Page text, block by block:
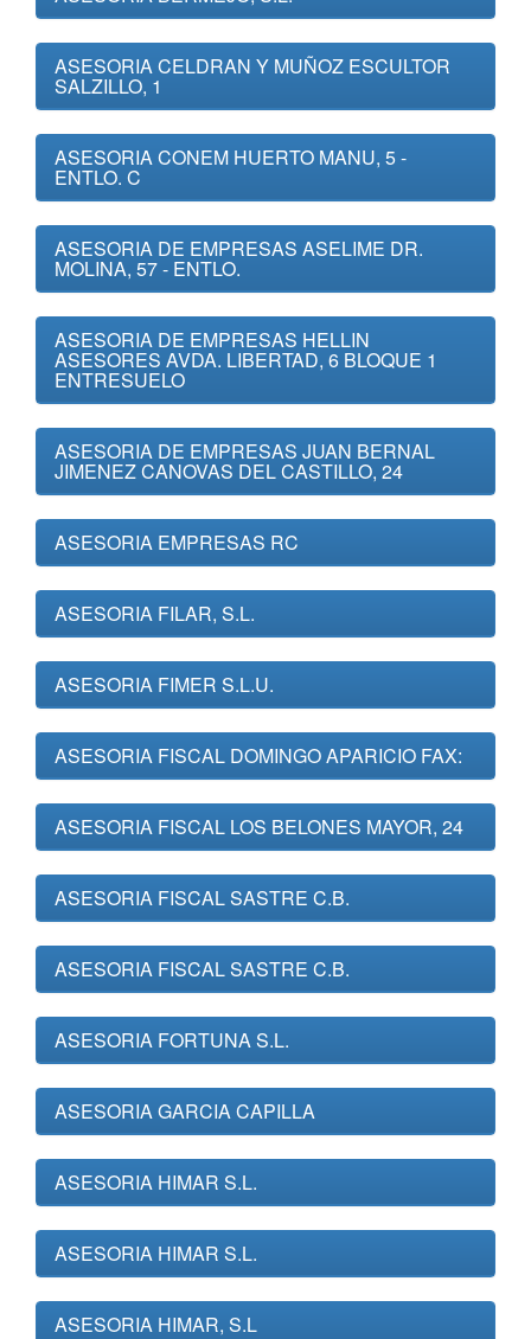
ASESORIA CELDRAN Y MUÑOZ ESCULTOR
SALZILLO, 1
ASESORIA CONEM HUERTO MANU, 5 -
ENTLO. C
ASESORIA DE EMPRESAS ASELIME DR.
MOLINA, 57 - ENTLO.
ASESORIA DE EMPRESAS HELLIN
ASESORES AVDA. LIBERTAD, 6 BLOQUE 1
ENTRESUELO
ASESORIA DE EMPRESAS JUAN BERNAL
JIMENEZ CANOVAS DEL CASTILLO, 24
ASESORIA EMPRESAS RC
ASESORIA FILAR, S.L.
ASESORIA FIMER S.L.U.
ASESORIA FISCAL DOMINGO APARICIO FAX:
ASESORIA FISCAL LOS BELONES MAYOR, 24
ASESORIA FISCAL SASTRE C.B.
ASESORIA FISCAL SASTRE C.B.
ASESORIA FORTUNA S.L.
ASESORIA GARCIA CAPILLA
ASESORIA HIMAR S.L.
ASESORIA HIMAR S.L.
ASESORIA HIMAR, S.L